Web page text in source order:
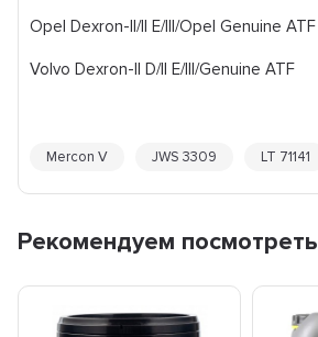
Opel Dexron-II/II E/III/Opel Genuine ATF
Volvo Dexron-II D/II E/III/Genuine ATF
Mercon V JWS 3309 LT 71141
Рекомендуем посмотреть